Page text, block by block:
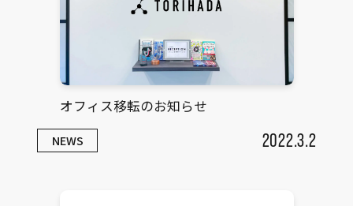
オフィス移転のお知らせ
NEWS 2022.3.2